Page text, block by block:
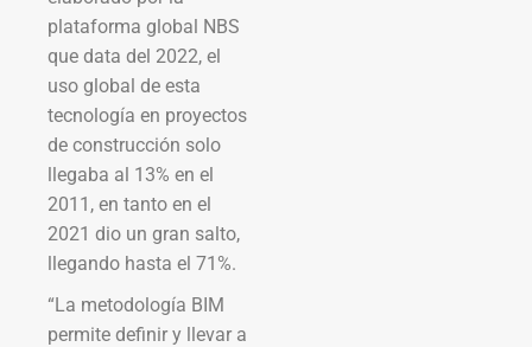
plataforma global NBS
que data del 2022, el
uso global de esta
tecnología en proyectos
de construcción solo
llegaba al 13% en el
2011, en tanto en el
2021 dio un gran salto,
llegando hasta el 71%.
“La metodología BIM
permite definir y llevar a